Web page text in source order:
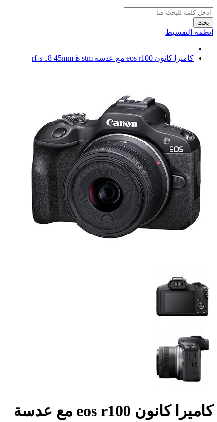
بحث
انظمة التقسيط
كاميرا كانون eos r100 مع عدسة rf-s 18 45mm is stm
كاميرا كانون eos r100 مع عدسة